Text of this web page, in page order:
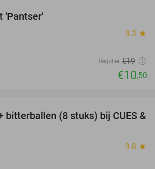
'Pantser'
9.3 star
Regulier €19
€10,50
50%
bitterballen (8 stuks) bij CUES &
9.8 star